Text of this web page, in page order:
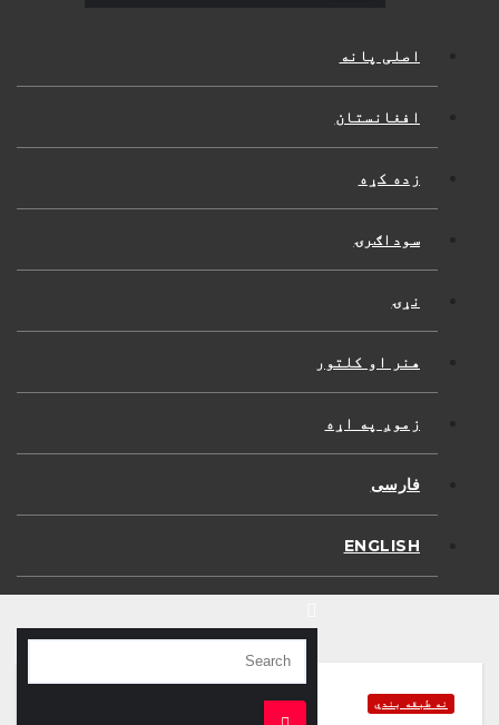
اصلی پانه
افغانستان
زده کړه
سوداګرۍ
نړۍ
هنر او کلتور
زموږ په اړه
فارسی
ENGLISH
نه طبقه بندي